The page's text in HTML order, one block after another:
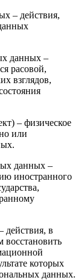
– действия,
данных –
расовой,
взглядов,
– физическое
или
данных –
иностранного
действия, в
восстановить
которых
данных.